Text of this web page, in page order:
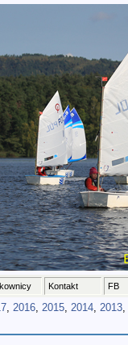
Kontakt FB
, 2016, 2015, 2014, 2013,